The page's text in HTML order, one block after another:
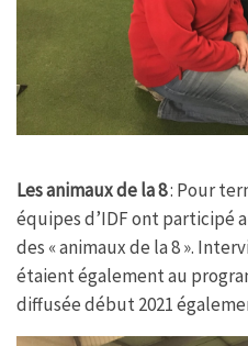
Les animaux de la 8: Pour
équipes d’IDF ont participé
des « animaux de la 8 ».
étaient également au
diffusée début 2021